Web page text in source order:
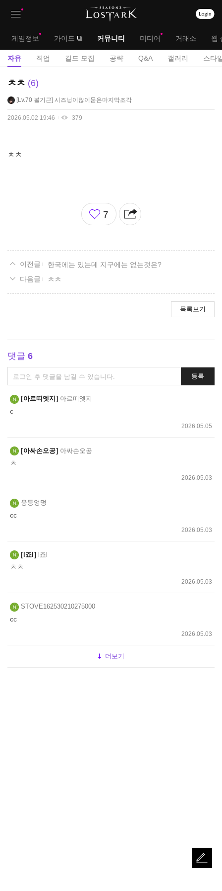
대
메
게임정보 가이드 커뮤니티 미디어 거래소 웹
서
자유 직업 길드 모집 공략 Q&A 갤러리 스타
자
게
ㅊㅊ 6
Lv.70 볼기근 시즈닝이많이묻은마지막조각
2026.05.02 19:46 379
ㅊㅊ
좋
아
7
한국에는 있는데 지구에는 없는것은?
ㅊㅊ
목록보기
댓글 6
댓
글
쓰
기
등록
아르띠엣지 아르띠엣지
c
2026.05.05
아싸손오공 아싸손오공
ㅊ
2026.05.03
응등엉덩
cc
2026.05.03
l죠l l죠l
ㅊㅊ
2026.05.03
STOVE162530210275000
cc
2026.05.03
더보기